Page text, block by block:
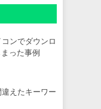
コンでダウンロ
った事例
違えたキーワー